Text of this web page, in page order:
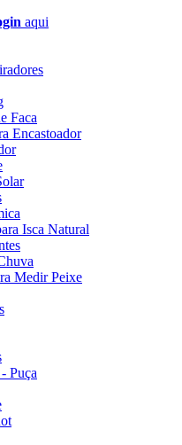
aqui
Faca
Encastoador
Isca Natural
Medir Peixe
Puça